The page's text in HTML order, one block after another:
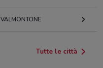
VALMONTONE
Tutte le città